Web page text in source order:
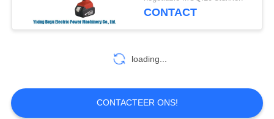
leider die materiaal
24
voor Machtskabel
CONTACT
loading...
CONTACTEER ONS!